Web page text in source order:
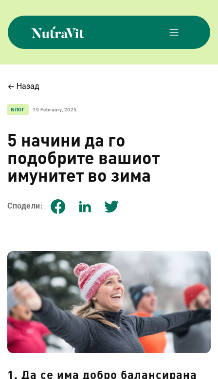
content
Назад
БЛОГ 19 February, 2025
5 начини да го
подобрите вашиот
имунитет во зима
Сподели:
1. Да се има добро балансирана